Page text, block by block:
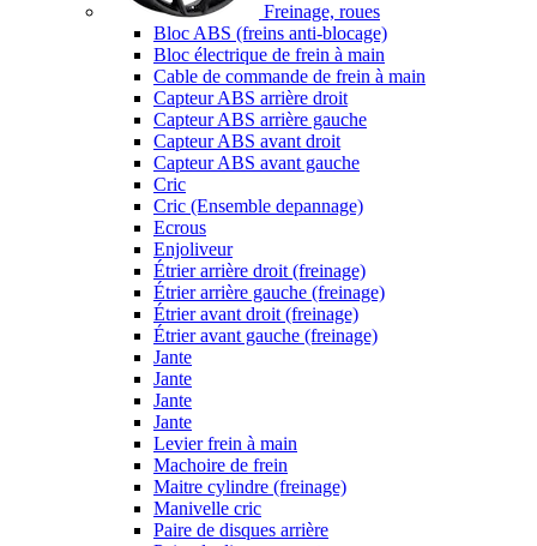
Freinage, roues
Bloc ABS (freins anti-blocage)
Bloc électrique de frein à main
Cable de commande de frein à main
Capteur ABS arrière droit
Capteur ABS arrière gauche
Capteur ABS avant droit
Capteur ABS avant gauche
Cric
Cric (Ensemble depannage)
Ecrous
Enjoliveur
Étrier arrière droit (freinage)
Étrier arrière gauche (freinage)
Étrier avant droit (freinage)
Étrier avant gauche (freinage)
Jante
Jante
Jante
Jante
Levier frein à main
Machoire de frein
Maitre cylindre (freinage)
Manivelle cric
Paire de disques arrière